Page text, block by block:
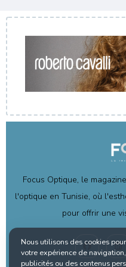
Focus Optique, le
l'optique en Tunisie, où
pour offrir une
Nous utilisons des cookies
votre expérience de
publicités ou des contenus